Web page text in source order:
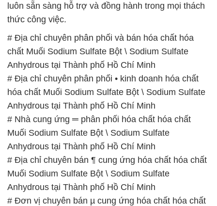
luôn sẵn sàng hỗ trợ và đồng hành trong mọi thách
thức công việc.
# Địa chỉ chuyên phân phối và bán hóa chất hóa
chất Muối Sodium Sulfate Bột \ Sodium Sulfate
Anhydrous tại Thành phố Hồ Chí Minh
# Địa chỉ chuyên phân phối • kinh doanh hóa chất
hóa chất Muối Sodium Sulfate Bột \ Sodium Sulfate
Anhydrous tại Thành phố Hồ Chí Minh
# Nhà cung ứng ═ phân phối hóa chất hóa chất
Muối Sodium Sulfate Bột \ Sodium Sulfate
Anhydrous tại Thành phố Hồ Chí Minh
# Địa chỉ chuyên bán ¶ cung ứng hóa chất hóa chất
Muối Sodium Sulfate Bột \ Sodium Sulfate
Anhydrous tại Thành phố Hồ Chí Minh
# Đơn vị chuyên bán µ cung ứng hóa chất hóa chất